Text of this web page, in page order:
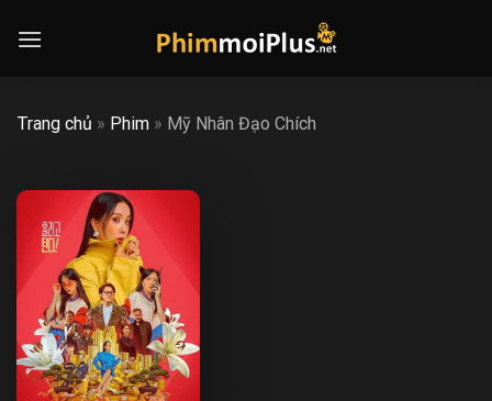
Trang chủ » Phim » Mỹ Nhân Đạo Chích